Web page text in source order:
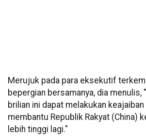
Merujuk pada para eksekutif
bepergian bersamanya, dia menulis,
brilian ini dapat melakukan keajaiban
membantu Republik Rakyat (China)
lebih tinggi lagi."